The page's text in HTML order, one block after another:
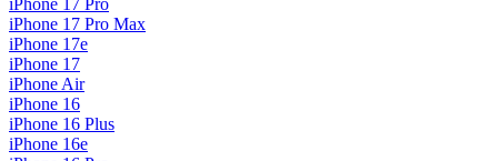
iPhone 17 Pro
iPhone 17 Pro Max
iPhone 17e
iPhone 17
iPhone Air
iPhone 16
iPhone 16 Plus
iPhone 16e